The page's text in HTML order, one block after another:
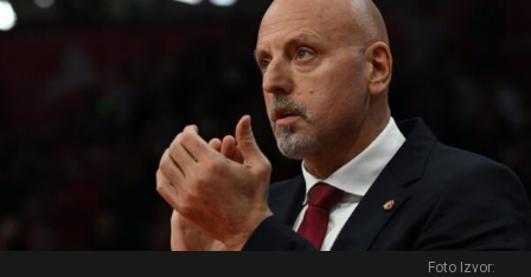
Foto Izvor: